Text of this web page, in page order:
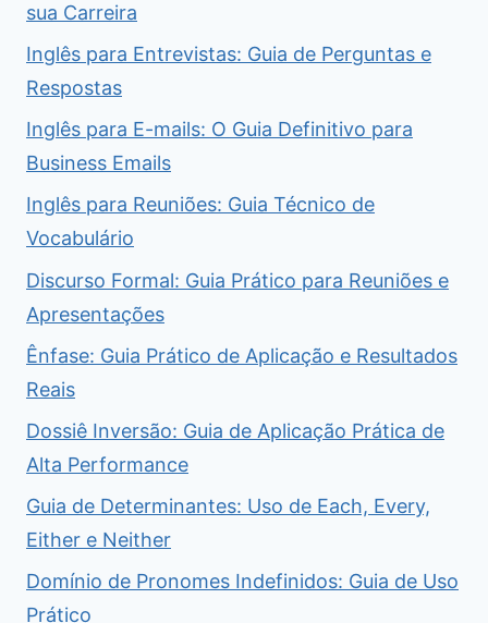
sua Carreira
Inglês para Entrevistas: Guia de Perguntas e
Respostas
Inglês para E-mails: O Guia Definitivo para
Business Emails
Inglês para Reuniões: Guia Técnico de
Vocabulário
Discurso Formal: Guia Prático para Reuniões e
Apresentações
Ênfase: Guia Prático de Aplicação e Resultados
Reais
Dossiê Inversão: Guia de Aplicação Prática de
Alta Performance
Guia de Determinantes: Uso de Each, Every,
Either e Neither
Domínio de Pronomes Indefinidos: Guia de Uso
Prático